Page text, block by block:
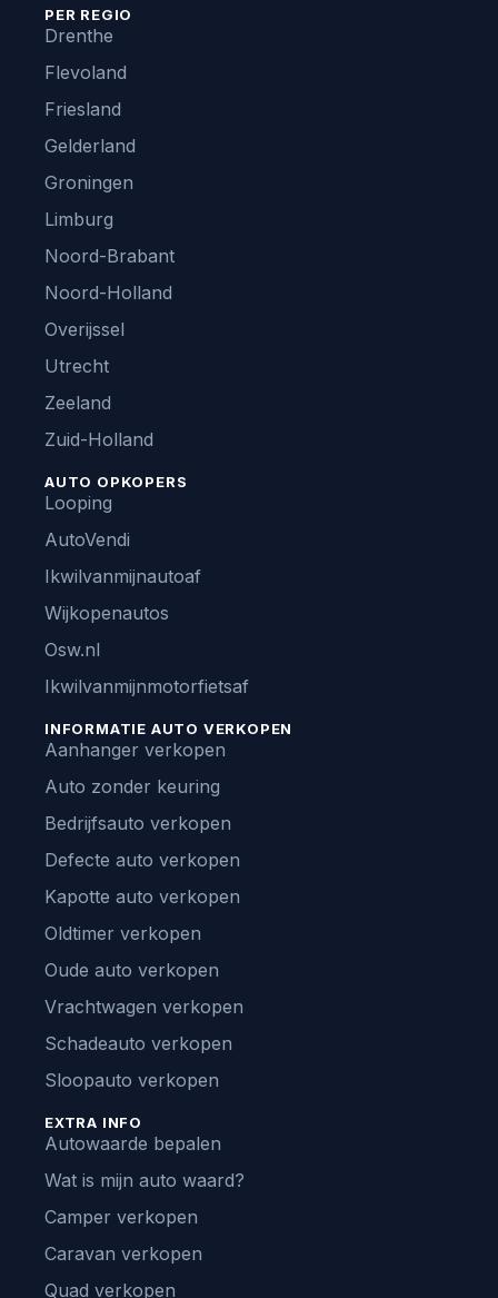
PER REGIO
Drenthe
Flevoland
Friesland
Gelderland
Groningen
Limburg
Noord-Brabant
Noord-Holland
Overijssel
Utrecht
Zeeland
Zuid-Holland
AUTO OPKOPERS
Looping
AutoVendi
Ikwilvanmijnautoaf
Wijkopenautos
Osw.nl
Ikwilvanmijnmotorfietsaf
INFORMATIE AUTO VERKOPEN
Aanhanger verkopen
Auto zonder keuring
Bedrijfsauto verkopen
Defecte auto verkopen
Kapotte auto verkopen
Oldtimer verkopen
Oude auto verkopen
Vrachtwagen verkopen
Schadeauto verkopen
Sloopauto verkopen
EXTRA INFO
Autowaarde bepalen
Wat is mijn auto waard?
Camper verkopen
Caravan verkopen
Quad verkopen